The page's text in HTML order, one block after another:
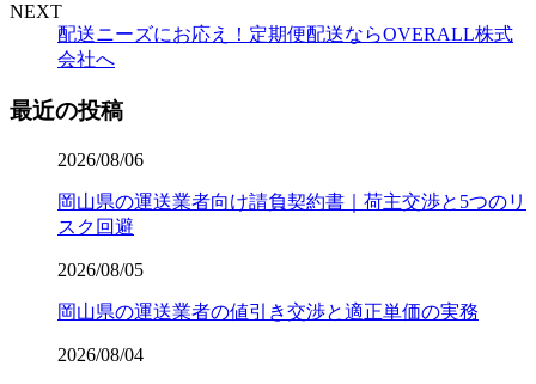
NEXT
配送ニーズにお応え！定期便配送ならOVERALL株式
会社へ
最近の投稿
2026/08/06
岡山県の運送業者向け請負契約書｜荷主交渉と5つのリ
スク回避
2026/08/05
岡山県の運送業者の値引き交渉と適正単価の実務
2026/08/04